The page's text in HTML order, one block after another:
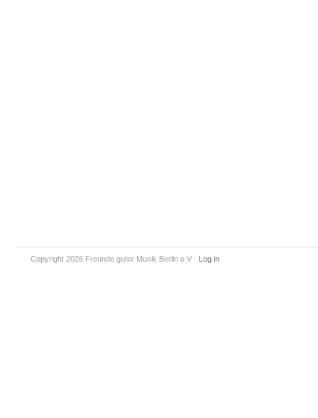
Copyright 2026 Freunde guter Musik Berlin e.V · Log in